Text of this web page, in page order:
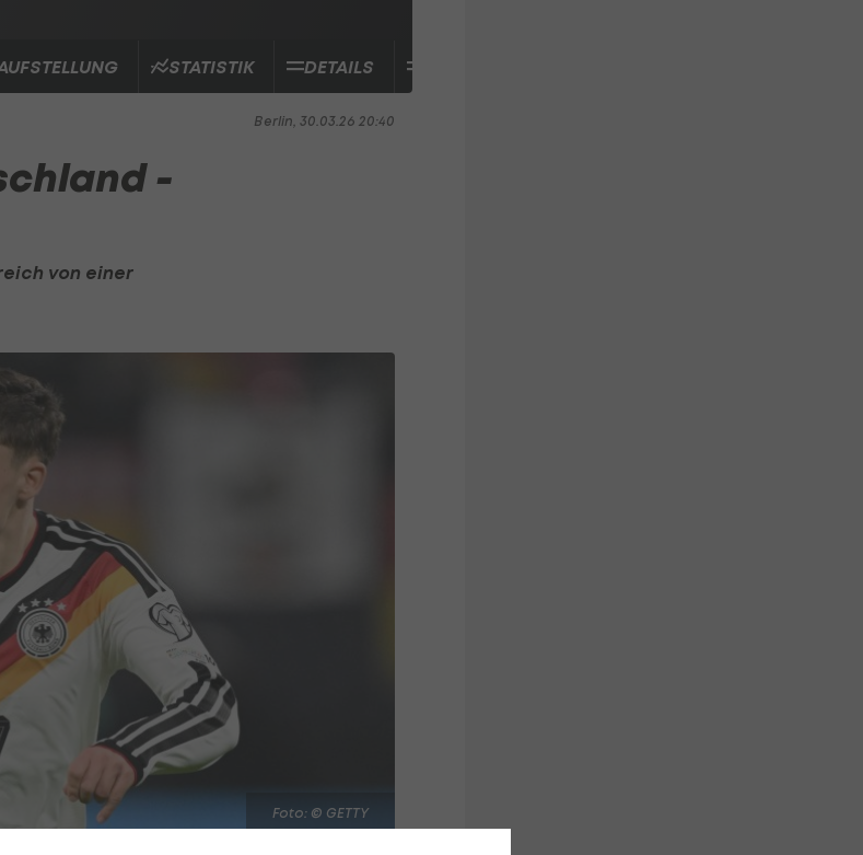
STATISTIK DETAILS
Berlin, 30.03.26 20:40
-
von einer
Foto: © GETTY